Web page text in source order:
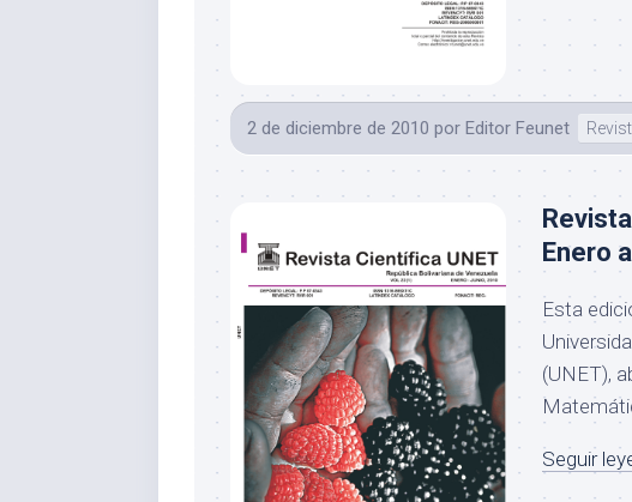
2 de diciembre de 2010 por Editor Feunet
Enero
Esta
(UNET),
Seguir